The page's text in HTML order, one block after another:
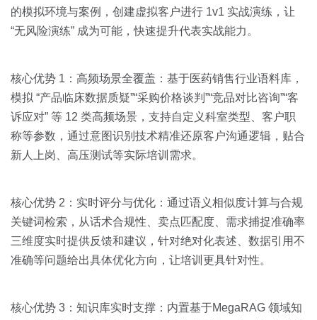
的模拟环境与案例，创建虚拟客户进行 1v1 实战演练，让
“无风险演练” 成为可能，快速提升代表实战能力。
核心优势 1：高频场景全覆盖：基于医药销售行业语料库，
模拟 “产品临床数据质疑”“采购价格谈判”“竞品对比咨询”“客
诉应对” 等 12 类高频场景，支持自定义科室类型、客户职
称等参数，通过意图识别技术精准还原客户沟通逻辑，贴合
新人上岗、高压测试等实际培训需求。
核心优势 2：实时评分与优化：通过语义相似度计算与合规
关键词检索，从话术合规性、卖点匹配度、需求捕捉准确率
三维度实时提供反馈和建议，针对绝对化表述、数据引用不
准确等问题给出具体优化方向，让培训更具针对性。
核心优势 3：知识库实时支撑：内置基于MegaRAG 领域知